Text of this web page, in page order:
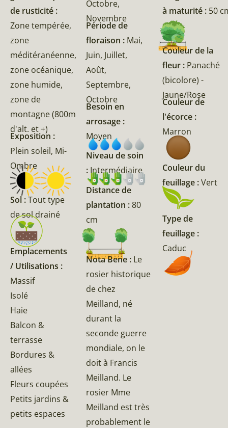
de rusticité :
Zone tempérée,
zone
méditéranéenne,
zone océanique,
zone humide,
zone de
montagne (800m
d'alt. et +)
Exposition :
Plein soleil, Mi-
Ombre
Sol :Tout type
de sol drainé
Emplacements
/ Utilisations :
Massif
Isolé
Haie
Balcon &
terrasse
Bordures &
allées
Fleurs coupées
Petits jardins &
petits espaces
Octobre,
Novembre
Période de
floraison : Mai,
Juin, Juillet,
Août,
Septembre,
Octobre
Besoin en
arrosage :
Moyen
Niveau de soin
: Intermédiaire
Distance de
plantation :80
cm
Nota Bene : Le
rosier historique
de chez
Meilland, né
durant la
seconde guerre
mondiale, on le
doit à Francis
Meilland. Le
rosier Mme
Meilland est très
probablement le
à maturité : 50
Couleur de la
fleur : Panaché
(bicolore) -
Jaune/Rose
Couleur de
l'écorce :
Marron
Couleur du
feuillage :Vert
Type de
feuillage :
Caduc